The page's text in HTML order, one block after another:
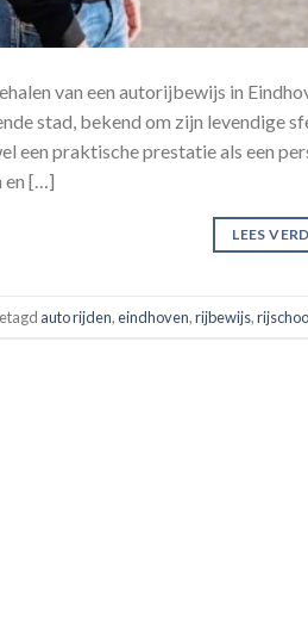
van een autorijbewijs in
stad, bekend om zijn levendige
een praktische prestatie als een
en […]
LEES
auto rijden,eindhoven,rijbewijs,